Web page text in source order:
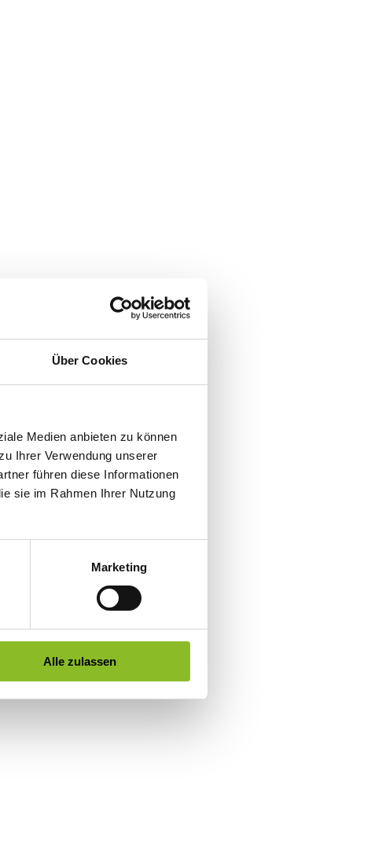
Über Cookies
Medien anbieten zu können
Ihrer Verwendung unserer
führen diese Informationen
sie im Rahmen Ihrer Nutzung
Marketing
Alle zulassen